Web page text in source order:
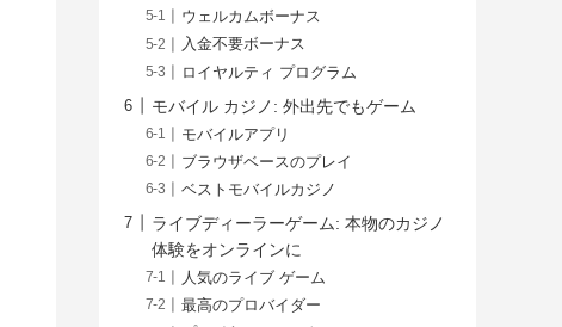
ウェルカムボーナス
入金不要ボーナス
ロイヤルティ プログラム
モバイル カジノ: 外出先でもゲーム
モバイルアプリ
ブラウザベースのプレイ
ベストモバイルカジノ
ライブディーラーゲーム: 本物のカジノ
体験をオンラインに
人気のライブ ゲーム
最高のプロバイダー